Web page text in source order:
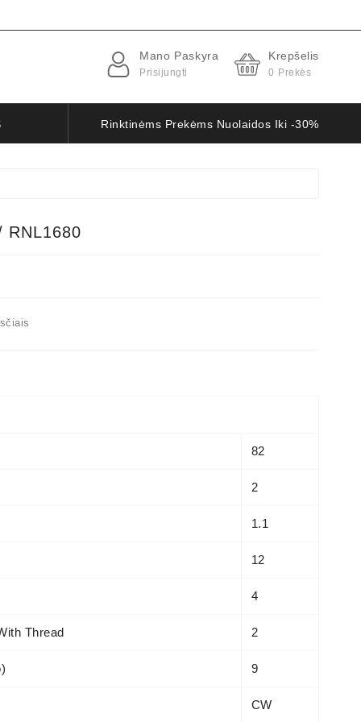
Mano Paskyra
Prisijungti
Krepšelis
0 Prekės
Rinktinėms Prekėms Nuolaidos Iki -30%
RNL1680
82
2
1.1
12
4
Thread 2
9
CW